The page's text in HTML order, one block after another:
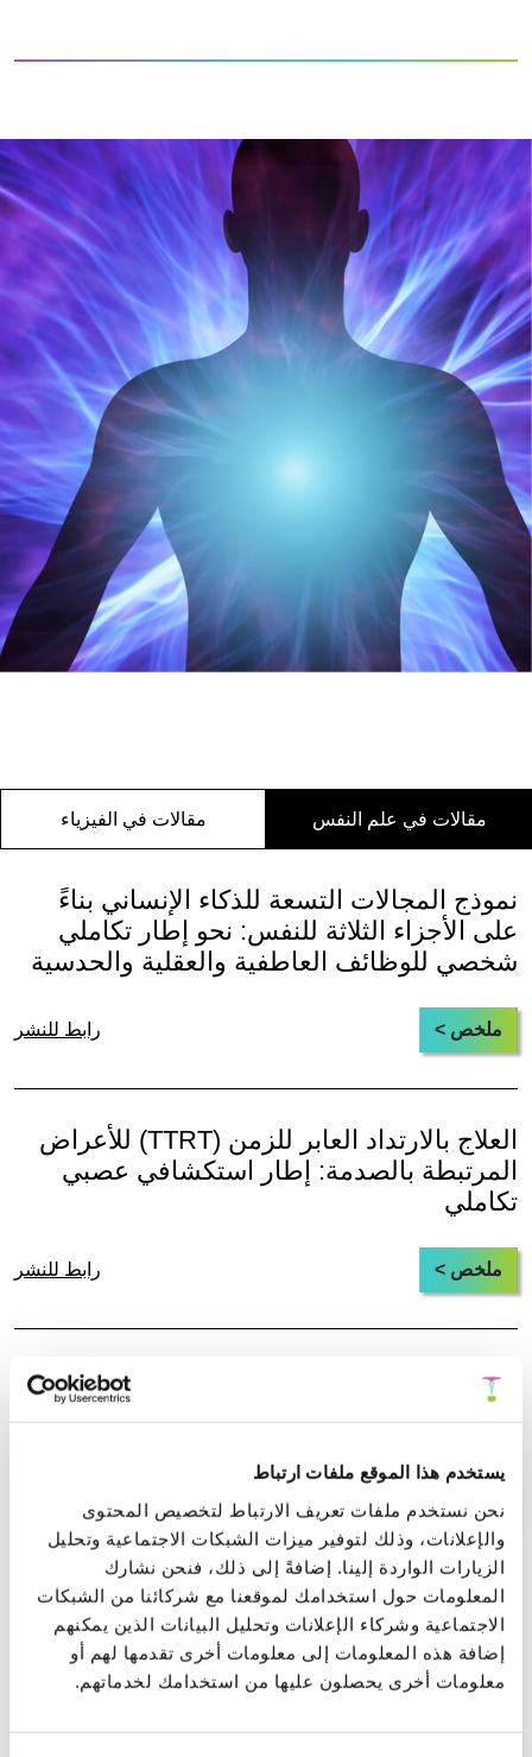
يستخدم هذا الموقع ملفات ارتباط
نحن نستخدم ملفات تعريف الارتباط لتخصيص المحتوى
والإعلانات، وذلك لتوفير ميزات الشبكات الاجتماعية وتحليل
الزيارات الواردة إلينا. إضافةً إلى ذلك، فنحن نشارك
المعلومات حول استخدامك لموقعنا مع شركائنا من الشبكات
الاجتماعية وشركاء الإعلانات وتحليل البيانات الذين يمكنهم
إضافة هذه المعلومات إلى معلومات أخرى تقدمها لهم أو
معلومات أخرى يحصلون عليها من استخدامك لخدماتهم.
مقالات في علم النفس مقالات في الفيزياء
نموذج المجالات التسعة للذكاء الإنساني بناءً
على الأجزاء الثلاثة للنفس: نحو إطار تكاملي
شخصي للوظائف العاطفية والعقلية والحدسية
ملخص > رابط للنشر
العلاج بالارتداد العابر للزمن (TTRT) للأعراض
المرتبطة بالصدمة: إطار استكشافي عصبي
تكاملي
ملخص > رابط للنشر
أحادي القطب المغناطيسي كبنية ثلاثية
الدوامات: إطار قائم على الدوامات لتوليد القوة
ملخص > رابط للنشر
المعالجة والتحرر العاطفي السريع (FEEL):
إطار جسدي لاستكمال دورة التوتر في الخوف
المرتبط بالصدمة